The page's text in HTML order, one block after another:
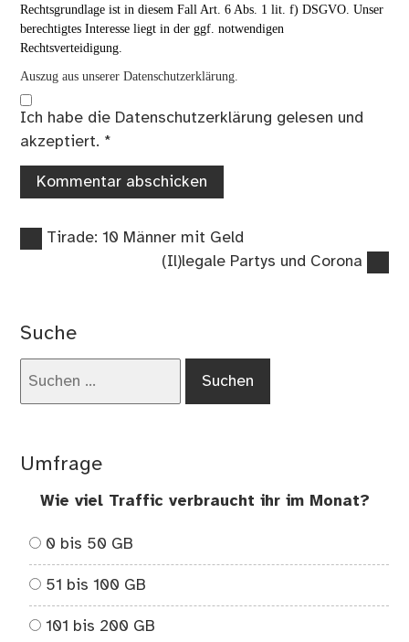
Rechtsgrundlage ist in diesem Fall Art. 6 Abs. 1 lit. f) DSGVO. Unser
berechtigtes Interesse liegt in der ggf. notwendigen
Rechtsverteidigung.
Auszug aus unserer Datenschutzerklärung.
Ich habe die Datenschutzerklärung gelesen und
akzeptiert. *
Beitragsnavigation
Vorheriger
Tirade: 10 Männer mit Geld
Nächster
(Il)legale Partys und Corona
Suche
Umfrage
Wie viel Traffic verbraucht ihr im Monat?
0 bis 50 GB
51 bis 100 GB
101 bis 200 GB